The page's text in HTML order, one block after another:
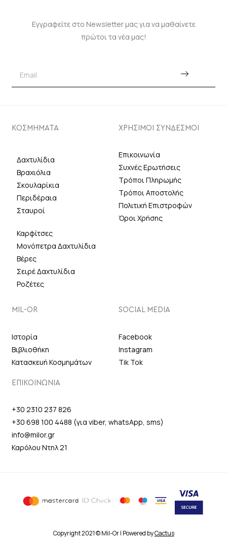
Εγγραφείτε στο Newsletter μας για να μαθαίνετε
πρώτοι τα νέα μας!
ΚΟΣΜΗΜΑΤΑ
Δαχτυλίδια
Βραχιόλια
Σκουλαρίκια
Περιδέραια
Σταυροί
Καρφίτσες
Μονόπετρα Δαχτυλίδια
Βέρες
Σειρέ Δαχτυλίδια
Ροζέτες
ΧΡΗΣΙΜΟΙ ΣΥΝΔΕΣΜΟΙ
Επικοινωνία
Συχνές Ερωτήσεις
Τρόποι Πληρωμής
Τρόποι Αποστολής
Πολιτική Επιστροφών
Όροι Χρήσης
MIL-OR
Ιστορία
Βιβλιοθήκη
Κατασκευή Κοσμημάτων
SOCIAL MEDIA
Facebook
Instagram
Tik Tok
ΕΠΙΚΟΙΝΩΝΙΑ
+30 2310 237 826
+30 698 100 4488 (για viber, whatsApp, sms)
info@milor.gr
Καρόλου Ντηλ 21
Copyright 2021 © Mil-Or | Powered byCactus